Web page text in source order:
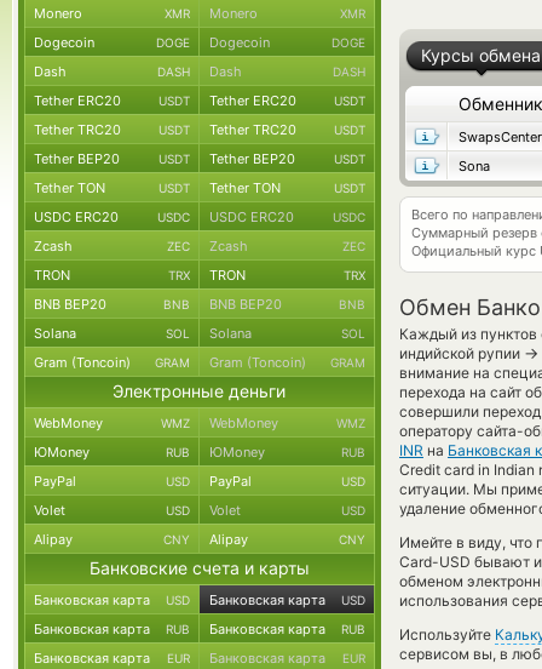
Курсы обмена
Обменник
SwapsCenter
Sona
Всего по
Суммарный резерв
Официальный курс
Обмен
Каждый из пунктов
индийской рупии →
внимание на
перехода на сайт
совершили
оператору сайта-
INR на Банковская
Credit card in
ситуации. Мы
удаление
Имейте в виду, что
Card-USD бывают
обменом
использования
Используйте
сервисом вы, в
Monero XMR Monero XMR
Dogecoin DOGE Dogecoin DOGE
Dash DASH Dash DASH
Tether ERC20 USDT Tether ERC20 USDT
Tether TRC20 USDT Tether TRC20 USDT
Tether BEP20 USDT Tether BEP20 USDT
Tether TON USDT Tether TON USDT
USDC ERC20 USDC USDC ERC20 USDC
Zcash ZEC Zcash ZEC
TRON TRX TRON TRX
BNB BEP20 BNB BNB BEP20 BNB
Solana SOL Solana SOL
Gram (Toncoin) GRAM Gram (Toncoin) GRAM
Электронные деньги
WebMoney WMZ WebMoney WMZ
ЮMoney RUB ЮMoney RUB
PayPal USD PayPal USD
Volet USD Volet USD
Alipay CNY Alipay CNY
Банковские счета и карты
Банковская карта USD Банковская карта USD
Банковская карта RUB Банковская карта RUB
Банковская карта EUR Банковская карта EUR